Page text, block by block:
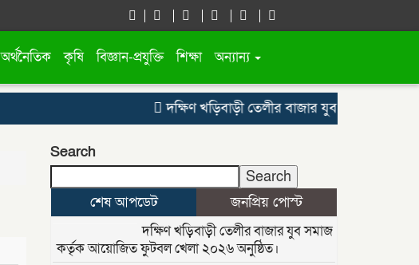
অর্থনৈতিক কৃষি বিজ্ঞান-প্রযুক্তি শিক্ষা অন্যান্য
দক্ষিণ খড়িবাড়ী তেলীর বাজার যুব সমাজ কর্তৃক
Search
Search
শেষ আপডেট
জনপ্রিয় পোস্ট
দক্ষিণ খড়িবাড়ী তেলীর বাজার যুব সমাজ
কর্তৃক আয়োজিত ফুটবল খেলা ২০২৬ অনুষ্ঠিত।